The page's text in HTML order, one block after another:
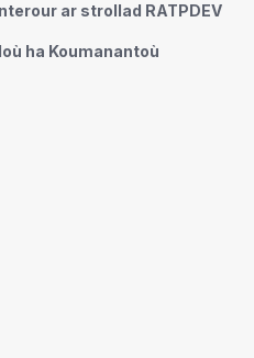
ar strollad RATPDEV
ha Koumanantoù